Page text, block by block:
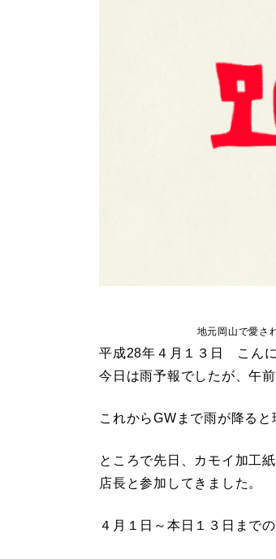
地元岡山で愛さ
平成28年４月１３日 こんに
今日は雨予報でしたが、午
これからGWまで雨が降ると
ところで先日、カモイ加工
店長と参加してきました。
４月１日～本日１３日まで